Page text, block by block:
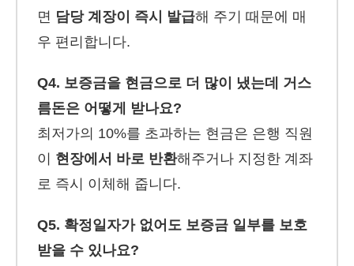
면 담당 계장이 즉시 발급해 주기 때문에 매
우 편리합니다.
Q4. 보증금을 현금으로 더 많이 냈는데 거스
름돈은 어떻게 받나요?
최저가의 10%를 초과하는 현금은 은행 직원
이 현장에서 바로 반환해주거나 지정한 계좌
로 즉시 이체해 줍니다.
Q5. 확정일자가 없어도 보증금 일부를 보호
받을 수 있나요?